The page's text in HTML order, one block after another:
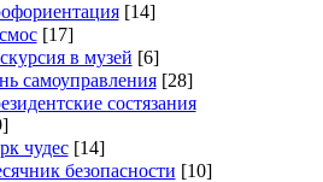
[14]
[17]
в музей [6]
самоуправления [28]
состязания
чудес [14]
безопасности [10]